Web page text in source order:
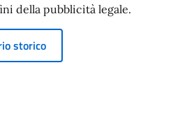
della pubblicità legale.
storico